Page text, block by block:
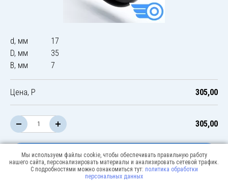
d, мм
17
D, мм
35
B, мм
7
Цена, Р 305,00
305,00
В корзину
Мы используем файлы cookie, чтобы обеспечивать правильную работу
нашего сайта, персонализировать материалы и анализировать сетевой трафик.
С подробностями можно ознакомиться тут: политика обработки
персональных данных